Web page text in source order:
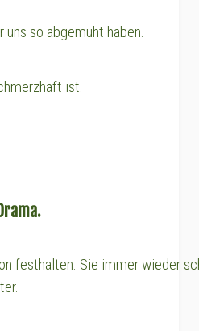
uns so abgemüht haben.
ist.
festhalten. Sie immer wieder